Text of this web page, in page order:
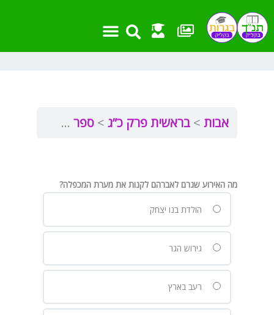
לתוכן
אבות בראשית פרק כ”ג ספר בראשית פרק כ”ג
מה האירוע שגרם לאברהם לקנות את מערת המכפלה?
הולדת בנו יצחק
גירוש הגר
רעב בארץ